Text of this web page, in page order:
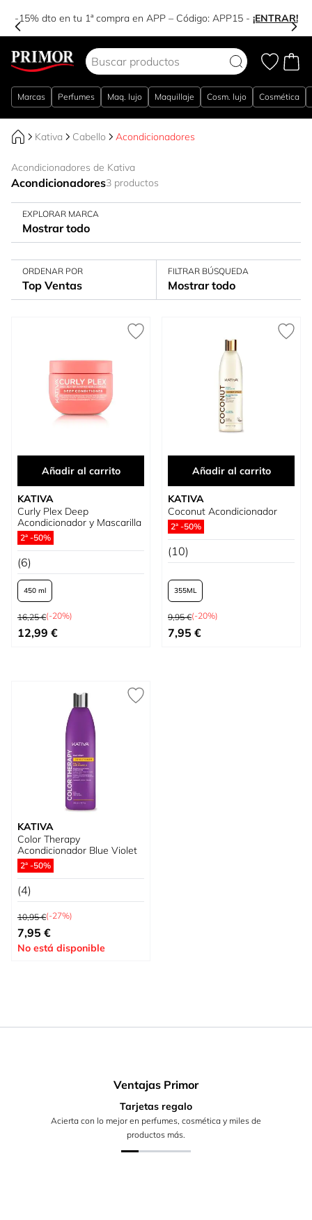
-15% dto en tu 1ª compra en APP – Código: APP15- ¡ENTRAR!
Marcas Perfumes Maq. lujo Maquillaje Cosm. lujo Cosmética
Kativa Cabello Acondicionadores
Acondicionadores de Kativa
Acondicionadores3 productos
EXPLORAR MARCA
Mostrar todo
ORDENAR POR
Top Ventas
FILTRAR BÚSQUEDA
Mostrar todo
Añadir al carrito
KATIVA
Curly Plex Deep
Acondicionador y Mascarilla
2ª -50%
(6)
450 ml
Precio habitual
16,25 €(-20%)
Tan bajo como
12,99 €
Añadir al carrito
KATIVA
Coconut Acondicionador
2ª -50%
(10)
355
Precio habitual
9,95 €(-20%)
Tan bajo como
7,95 €
KATIVA
Color Therapy
Acondicionador Blue Violet
2ª -50%
(4)
Precio habitual
10,95 €(-27%)
Precio especial
7,95 €
No está disponible
Ventajas Primor
Tarjetas regalo
Acierta con lo mejor en perfumes, cosmética y miles de
productos más.